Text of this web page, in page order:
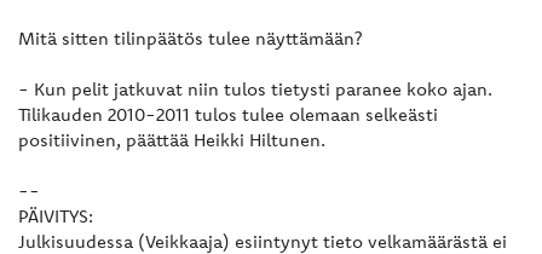
Mitä sitten tilinpäätös tulee näyttämään?
- Kun pelit jatkuvat niin tulos tietysti paranee koko ajan.
Tilikauden 2010-2011 tulos tulee olemaan selkeästi
positiivinen, päättää Heikki Hiltunen.
--
PÄIVITYS:
Julkisuudessa (Veikkaaja) esiintynyt tieto velkamäärästä ei